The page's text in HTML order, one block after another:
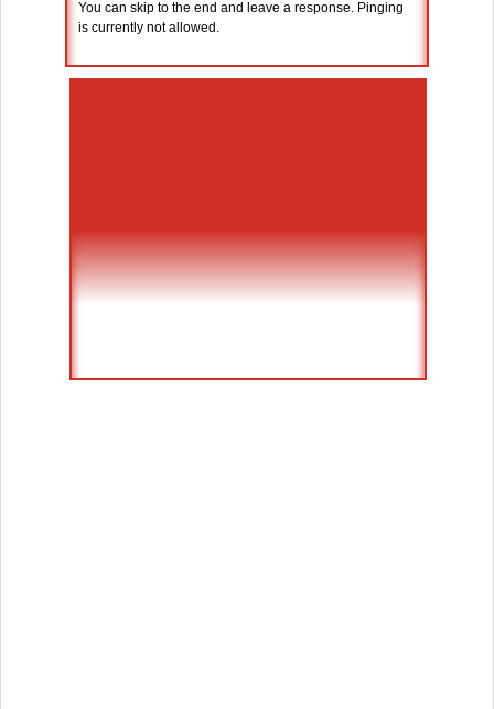
You can skip to the end and leave a response. Pinging
is currently not allowed.